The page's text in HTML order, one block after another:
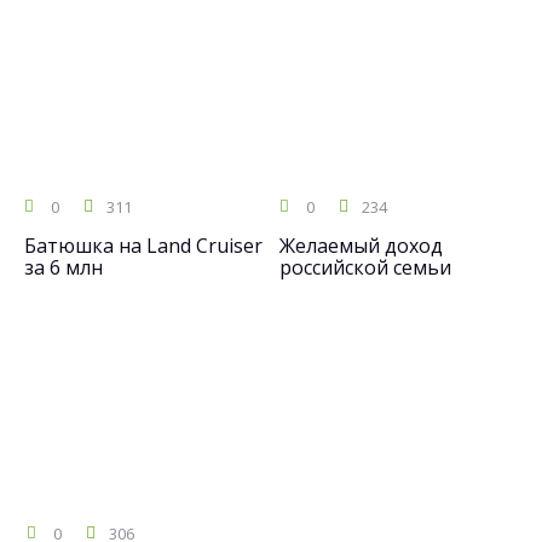
0 311
Батюшка на Land Cruiser
за 6 млн
0 234
Желаемый доход
российской семьи
0 306